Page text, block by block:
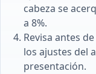
cabeza se
a 8%.
Revisa antes
los ajustes del
presentación.